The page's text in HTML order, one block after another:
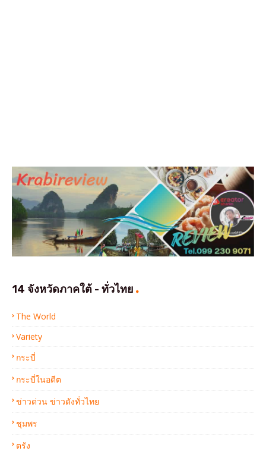
14 จังหวัดภาคใต้ - ทั่วไทย
The World
Variety
กระบี่
กระบี่ในอดีต
ข่าวด่วน ข่าวดังทั่วไทย
ชุมพร
ตรัง